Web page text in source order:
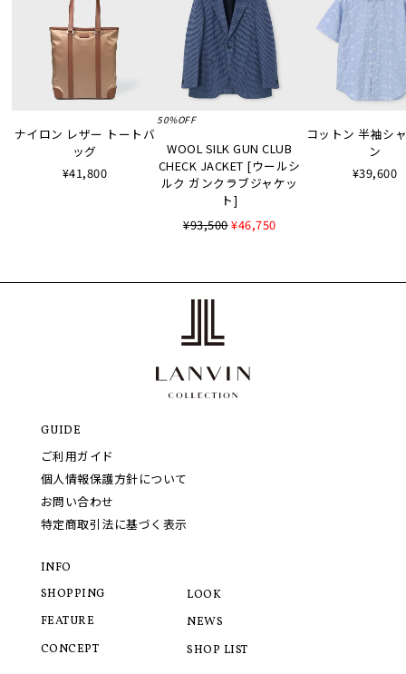
ナイロン レザー トートバ
ッグ
¥41,800
50%OFF
WOOL SILK GUN CLUB
CHECK JACKET [ウールシ
ルク ガンクラブジャケッ
ト]
¥93,500¥46,750
コットン 半袖シ
ン
¥39,600
GUIDE
ご利用ガイド
個人情報保護方針について
お問い合わせ
特定商取引法に基づく表示
INFO
SHOPPING
FEATURE
CONCEPT
LOOK
NEWS
SHOP LIST